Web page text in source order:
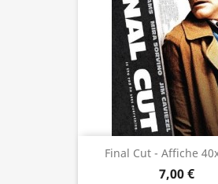
Final Cut - Affiche
7,00 €